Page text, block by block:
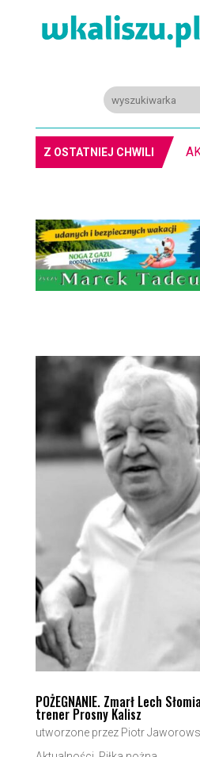
Z OSTATNIEJ CHWILI AKCJA. ,,Nie bądź
POŻEGNANIE. Zmarł Lech
trener Prosny Kalisz
utworzone przez Piotr